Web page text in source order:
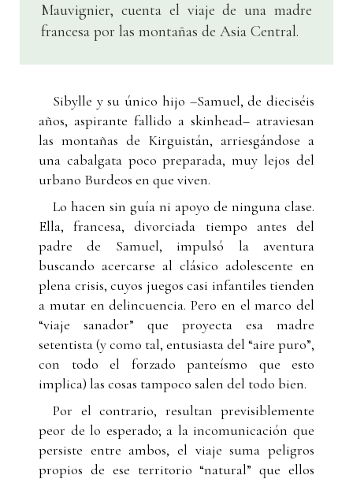
Mauvignier, cuenta el viaje de una madre
francesa por las montañas de Asia Central.
Sibylle y su único hijo –Samuel, de dieciséis
años, aspirante fallido a skinhead– atraviesan
las montañas de Kirguistán, arriesgándose a
una cabalgata poco preparada, muy lejos del
urbano Burdeos en que viven.
Lo hacen sin guía ni apoyo de ninguna clase.
Ella, francesa, divorciada tiempo antes del
padre de Samuel, impulsó la aventura
buscando acercarse al clásico adolescente en
plena crisis, cuyos juegos casi infantiles tienden
a mutar en delincuencia. Pero en el marco del
“viaje sanador” que proyecta esa madre
setentista (y como tal, entusiasta del “aire puro”,
con todo el forzado panteísmo que esto
implica) las cosas tampoco salen del todo bien.
Por el contrario, resultan previsiblemente
peor de lo esperado; a la incomunicación que
persiste entre ambos, el viaje suma peligros
propios de ese territorio “natural” que ellos